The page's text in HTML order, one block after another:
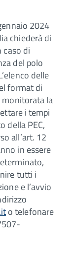
2024
chiederà di
caso di
del polo
delle
format di
monitorata la
i tempi
della PEC,
all’art. 12
in essere
tutti i
e l’avvio
o telefonare